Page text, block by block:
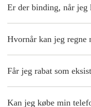
regning.
Er der binding, når jeg
abonnement, du vælger
Køber du derimod
Vær opmærksom på, at
Hvornår kan jeg regne
Får jeg rabat som
kan få rabat.
Kan jeg købe min